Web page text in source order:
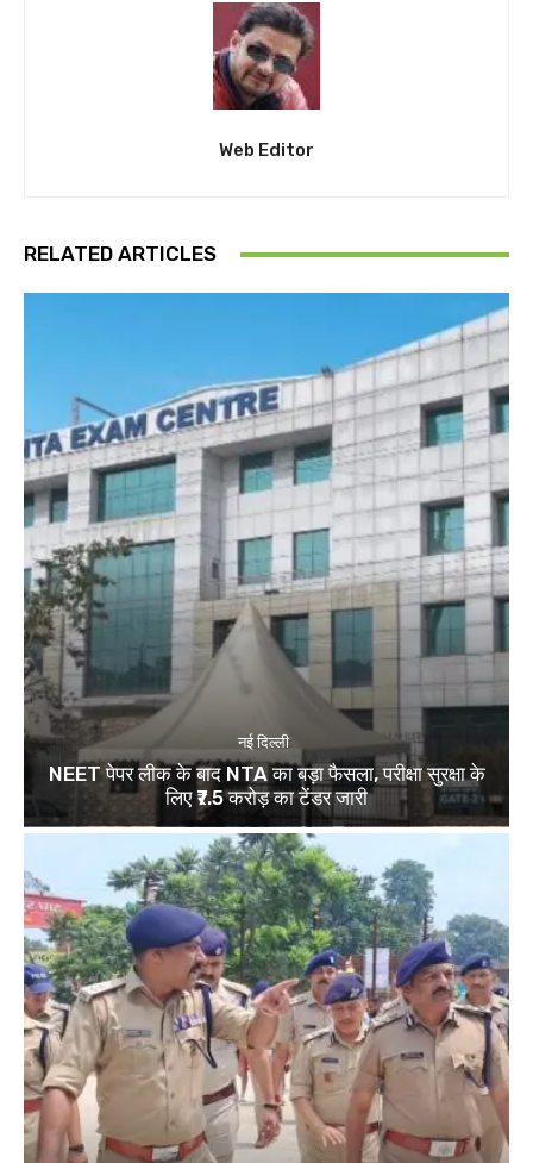
Web Editor
RELATED ARTICLES
नई दिल्ली
NEET पेपर लीक के बाद NTA का बड़ा फैसला, परीक्षा सुरक्षा के
लिए ₹7.5 करोड़ का टेंडर जारी